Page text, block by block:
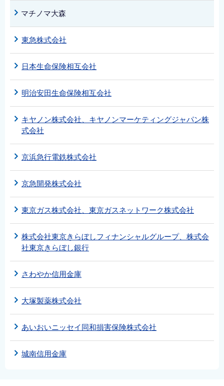
マチノマ大森
東急株式会社
日本生命保険相互会社
明治安田生命保険相互会社
キヤノン株式会社、キヤノンマーケティングジャパン株
式会社
京浜急行電鉄株式会社
京急開発株式会社
東京ガス株式会社、東京ガスネットワーク株式会社
株式会社東京きらぼしフィナンシャルグループ、株式会
社東京きらぼし銀行
さわやか信用金庫
大塚製薬株式会社
あいおいニッセイ同和損害保険株式会社
城南信用金庫
नेपाली